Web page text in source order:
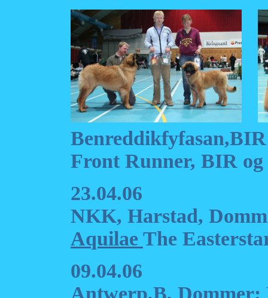
Front Runner, BIR
23.04.06
NKK, Harstad,
Aquilae The
09.04.06
Antwerp,B, Dommer: